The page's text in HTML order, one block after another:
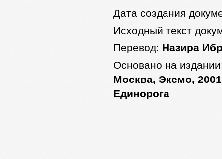
Дата создания
Исходный текст
Перевод: Назира
Основано на
Москва, Эксмо,
Единорога